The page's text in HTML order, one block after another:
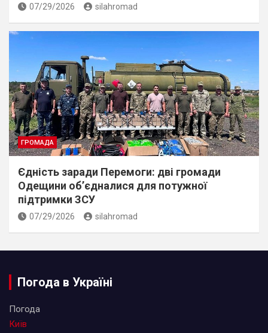
07/29/2026 silahromad
ГРОМАДА
Єдність заради Перемоги: дві громади
Одещини об’єдналися для потужної
підтримки ЗСУ
07/29/2026 silahromad
Погода в Україні
Погода
Київ